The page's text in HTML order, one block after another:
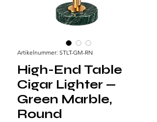
Artikelnummer: STLT-GM-RN
High-End Table
Cigar Lighter —
Green Marble,
Round